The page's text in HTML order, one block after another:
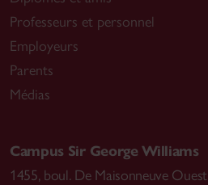
Professeurs et personnel
Employeurs
Parents
Médias
Campus Sir George Williams
1455, boul. De Maisonneuve Ouest